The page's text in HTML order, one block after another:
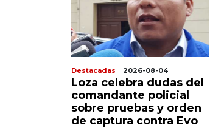
Destacadas 2026-08-04
Loza celebra dudas del
comandante policial
sobre pruebas y orden
de captura contra Evo